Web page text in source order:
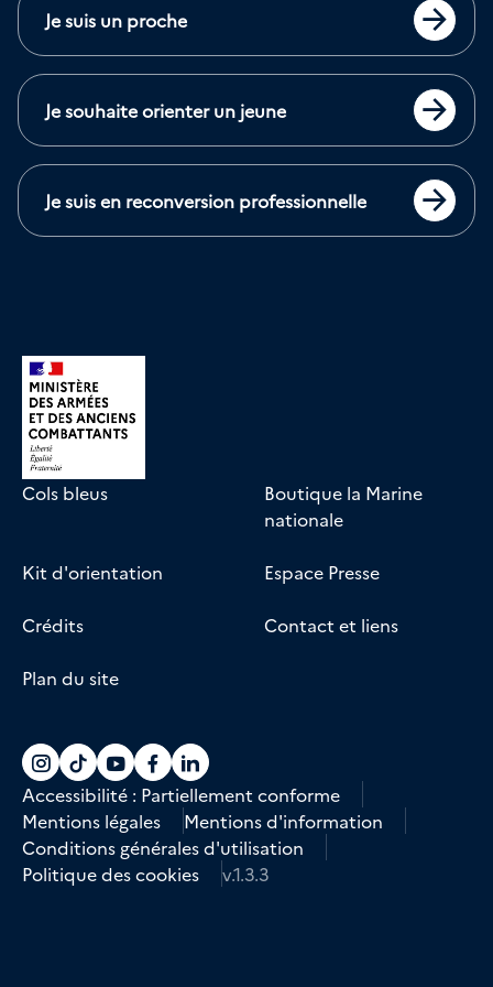
Je suis un proche
Je souhaite orienter un jeune
Je suis en reconversion professionnelle
Cols bleus
Boutique la Marine
nationale
Kit d'orientation Espace Presse
Crédits Contact et liens
Plan du site
Accéder au compte La marine recrute
Accéder au compte La marine recrute
Accéder au compte La marine
Accéder au compte La marine
Accéder au compte La
Accessibilité : Partiellement conforme
Mentions légales
Mentions d'information
Conditions générales d'utilisation
Politique des cookies
v.1.3.3